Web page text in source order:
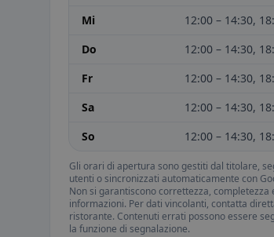
Mi
12:00 – 14:30,
Do
12:00 – 14:30,
Fr
12:00 – 14:30,
Sa
12:00 – 14:30,
So
12:00 – 14:30,
Gli orari di apertura sono gestiti dal titolare,
utenti o sincronizzati automaticamente con
Non si garantiscono correttezza, completezza
informazioni. Per dati vincolanti, contatta
ristorante. Contenuti errati possono essere
la funzione di segnalazione.